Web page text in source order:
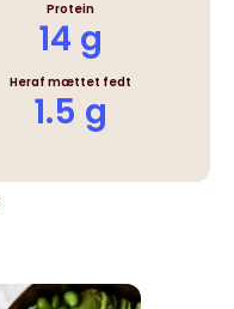
Protein
14 g
Heraf mættet fedt
1.5 g